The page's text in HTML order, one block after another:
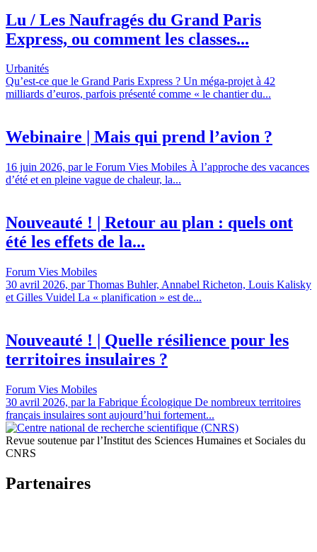
Lu / Les Naufragés du Grand Paris
Express, ou comment les classes...
Urbanités
Qu’est-ce que le Grand Paris Express ? Un méga-projet à 42
milliards d’euros, parfois présenté comme « le chantier du...
Webinaire | Mais qui prend l’avion ?
16 juin 2026, par le Forum Vies Mobiles À l’approche des vacances
d’été et en pleine vague de chaleur, la...
Nouveauté ! | Retour au plan : quels ont
été les effets de la...
Forum Vies Mobiles
30 avril 2026, par Thomas Buhler, Annabel Richeton, Louis Kalisky
et Gilles Vuidel La « planification » est de...
Nouveauté ! | Quelle résilience pour les
territoires insulaires ?
Forum Vies Mobiles
30 avril 2026, par la Fabrique Écologique De nombreux territoires
français insulaires sont aujourd’hui fortement...
Revue soutenue par l’Institut des Sciences Humaines et Sociales du
CNRS
Partenaires